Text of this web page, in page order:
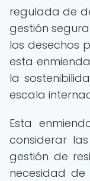
regulada de
gestión
los desechos
esta
la
escala
Esta
considerar
gestión de
necesidad